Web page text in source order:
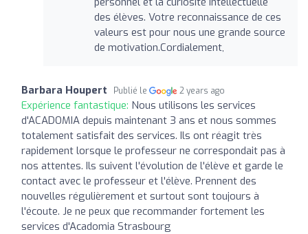
des élèves. Votre reconnaissance de ces
valeurs est pour nous une grande source
de motivation.Cordialement,
Barbara Houpert Publié le 2 years ago
Expérience fantastique: Nous utilisons les services
d'ACADOMIA depuis maintenant 3 ans et nous sommes
totalement satisfait des services. Ils ont réagit très
rapidement lorsque le professeur ne correspondait pas à
nos attentes. Ils suivent l'évolution de l'élève et garde le
contact avec le professeur et l'élève. Prennent des
nouvelles régulièrement et surtout sont toujours à
l'écoute. Je ne peux que recommander fortement les
services d'Acadomia Strasbourg